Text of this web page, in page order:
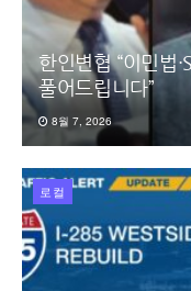
한인변협 “이민법
풀어드립니다”
8월 7, 2026
로컬